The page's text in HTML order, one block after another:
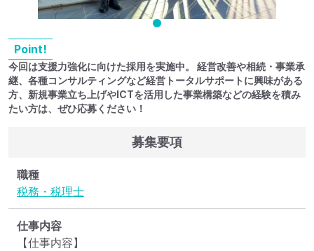
Point!
今回は支援力強化に向けた採用を実施中。 経営改善や相続・事業承
継、各種コンサルティングなど経営トータルサポートに興味がある
方、新規事業立ち上げやICTを活用した事業構築などの経験を積み
たい方は、ぜひ応募ください！
募集要項
職種
税務・税理士
仕事内容
【仕事内容】